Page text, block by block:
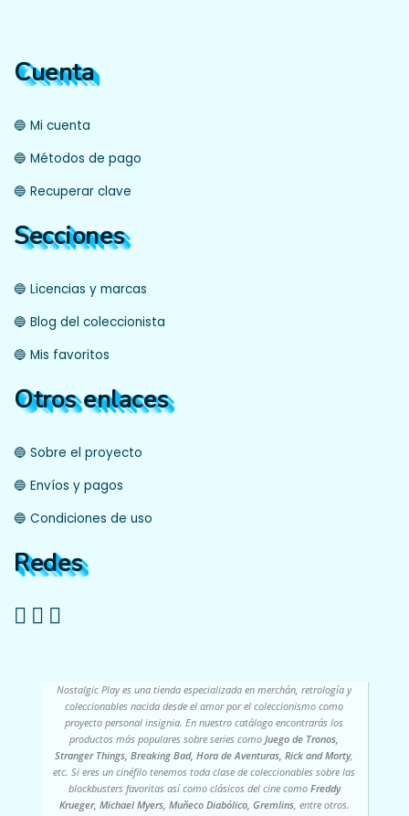
Cuenta
🔵 Mi cuenta
🔵 Métodos de pago
🔵 Recuperar clave
Secciones
🔵 Licencias y marcas
🔵 Blog del coleccionista
🔵 Mis favoritos
Otros enlaces
🔵 Sobre el proyecto
🔵 Envíos y pagos
🔵 Condiciones de uso
Redes
Nostalgic Play es una tienda especializada en merchán, retrología y
coleccionables nacida desde el amor por el coleccionismo como
proyecto personal insignia. En nuestro catálogo encontrarás los
productos más populares sobre series comoJuego de Tronos,
Stranger Things, Breaking Bad, Hora de Aventuras, Rick and Morty,
etc. Si eres un cinéfilo tenemos toda clase de coleccionables sobre las
blockbusters favoritas así como clásicos del cine como Freddy
Krueger, Michael Myers, Muñeco Diabólico, Gremlins, entre otros.